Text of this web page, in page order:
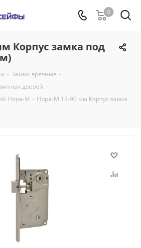
0
Корпус замка под
- Замки врезные -
дверей -
Нора-М - Нора-М 13-90 мм Корпус замка